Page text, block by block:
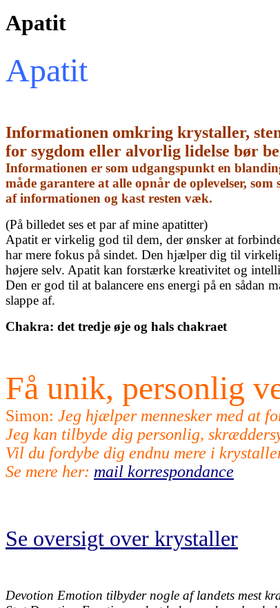
Apatit
Apatit
Informationen omkring krystaller,
for sygdom eller alvorlig lidelse bør
Informationen er som udgangspunkt en
måde garantere at alle opnår de oplevelser,
af informationen og kast resten væk.
(På billedet ses et par af mine apatitter)
Apatit er virkelig god til dem, der ønsker at
har mere fokus på sindet. Den hjælper dig til
højere selv. Apatit kan forstærke kreativitet og
Den er god til at balancere ens energi på en
slappe af.
Chakra: det tredje øje og hals chakraet
Få unik, personlig
Simon: Jeg hjælper mennesker med at
Jeg kan tilbyde dig personlig,
Vil du fordybe dig endnu mere i
Se mere her: mail korrespondance
Se oversigt over krystaller
Devotion Emotion tilbyder nogle af landets mest